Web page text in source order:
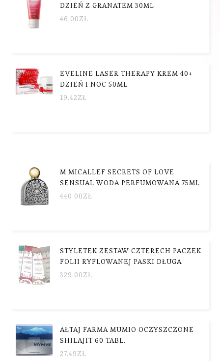
DZIEŃ Z GRANATEM 30ML
46.00ZŁ
EVELINE LASER THERAPY KREM 40+
DZIEŃ I NOC 50ML
19.42ZŁ
M MICALLEF SECRETS OF LOVE
SENSUAL WODA PERFUMOWANA 75ML
440.00ZŁ
STYLETEK ZESTAW CZTERECH PACZEK
FOLII RYFLOWANEJ PASKI DŁUGA
329.00ZŁ
AŁTAJ FARMA MUMIO OCZYSZCZONE
SHILAJIT 60 TABL.
27.49ZŁ